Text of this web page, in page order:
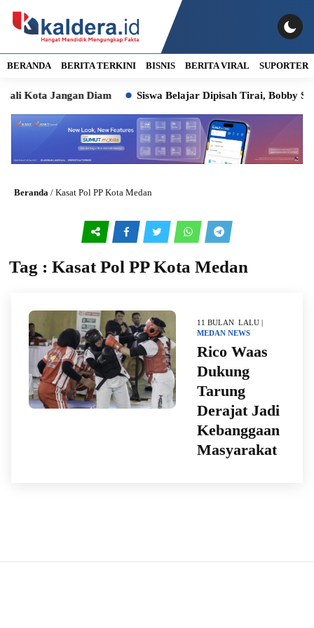
BERANDA BERITA TERKINI BISNIS BERITA VIRAL SUPORTER
Kota Jangan Diam Siswa Belajar Dipisah Tirai, Bobby
Beranda / Kasat Pol PP Kota Medan
Tag : Kasat Pol PP Kota Medan
11 BULAN LALU |
MEDAN NEWS
Rico Waas
Dukung
Tarung
Derajat Jadi
Kebanggaan
Masyarakat